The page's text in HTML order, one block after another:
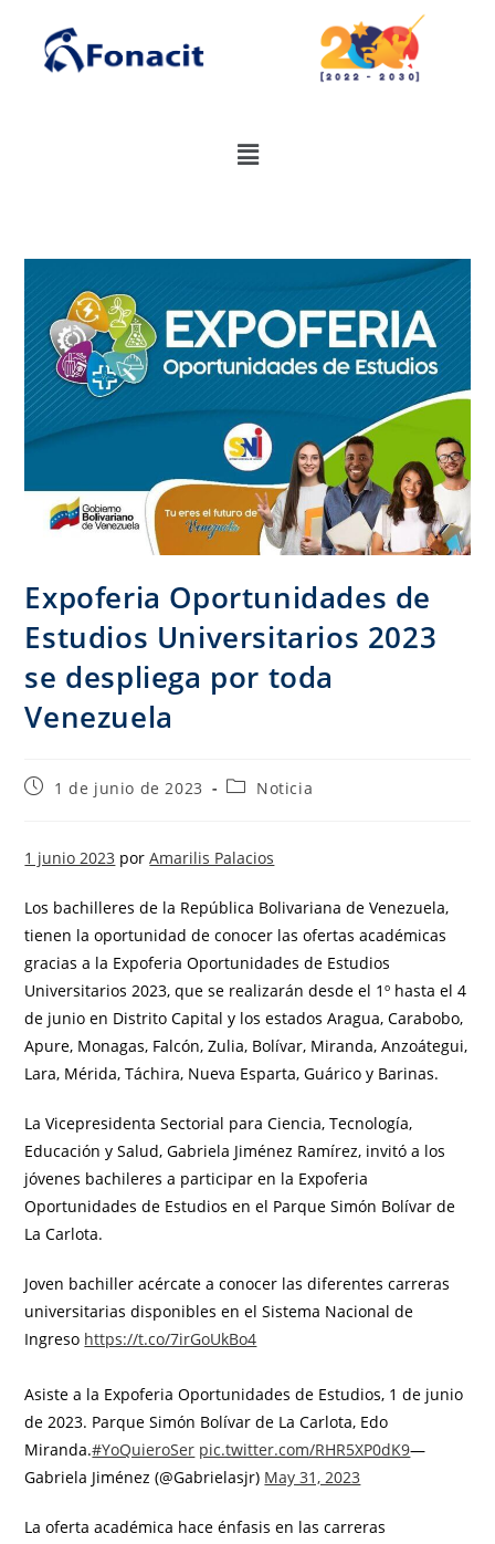
Expoferia Oportunidades de
Estudios Universitarios 2023
se despliega por toda
Venezuela
1 de junio de 2023 Noticia
1 junio 2023 porAmarilis Palacios
Los bachilleres de la República Bolivariana de Venezuela,
tienen la oportunidad de conocer las ofertas académicas
gracias a la Expoferia Oportunidades de Estudios
Universitarios 2023, que se realizarán desde el 1º hasta el 4
de junio en Distrito Capital y los estados Aragua, Carabobo,
Apure, Monagas, Falcón, Zulia, Bolívar, Miranda, Anzoátegui,
Lara, Mérida, Táchira, Nueva Esparta, Guárico y Barinas.
La Vicepresidenta Sectorial para Ciencia, Tecnología,
Educación y Salud, Gabriela Jiménez Ramírez, invitó a los
jóvenes bachileres a participar en la Expoferia
Oportunidades de Estudios en el Parque Simón Bolívar de
La Carlota.
Joven bachiller acércate a conocer las diferentes carreras
universitarias disponibles en el Sistema Nacional de
Ingreso https://t.co/7irGoUkBo4
Asiste a la Expoferia Oportunidades de Estudios, 1 de junio
de 2023. Parque Simón Bolívar de La Carlota, Edo
Miranda.#YoQuieroSer pic.twitter.com/RHR5XP0dK9—
Gabriela Jiménez (@Gabrielasjr) May 31, 2023
La oferta académica hace énfasis en las carreras